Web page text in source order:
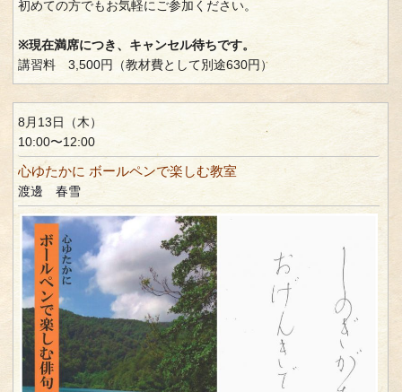
初めての方でもお気軽にご参加ください。
※現在満席につき、キャンセル待ちです。
講習料 3,500円（教材費として別途630円）
8月13日（木）
10:00〜12:00
心ゆたかに ボールペンで楽しむ教室
渡邊 春雪